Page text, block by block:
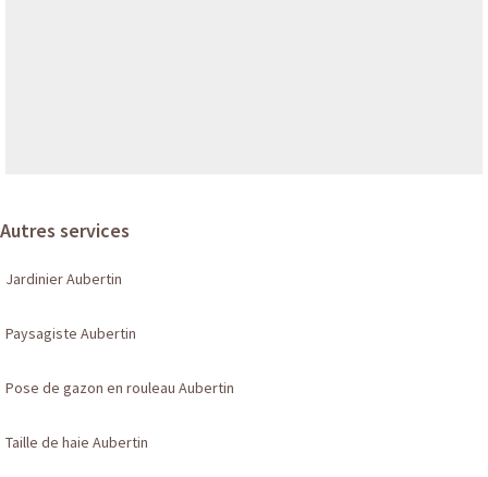
Autres services
Jardinier Aubertin
Paysagiste Aubertin
Pose de gazon en rouleau Aubertin
Taille de haie Aubertin